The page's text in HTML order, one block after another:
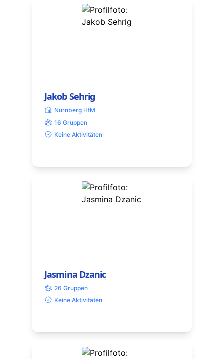
Jakob Sehrig
Nürnberg HfM
16 Gruppen
Keine Aktivitäten
Jasmina Dzanic
26 Gruppen
Keine Aktivitäten